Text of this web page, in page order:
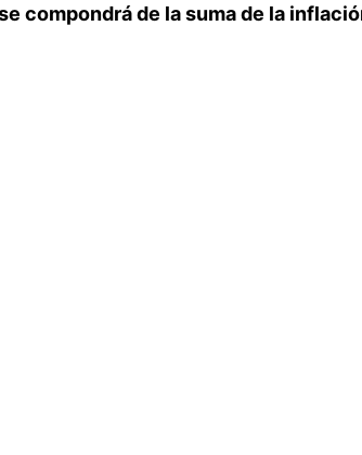
compondrá de la suma de la